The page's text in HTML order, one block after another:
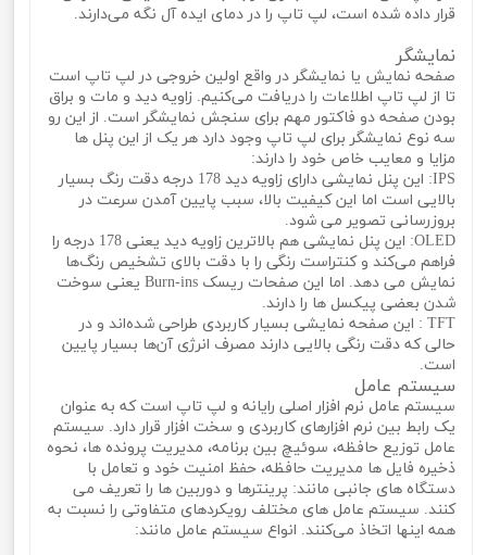
قرار داده شده است، لپ تاپ را در دمای ایده آل نگه می‌دارند.
نمایشگر
صفحه نمایش یا نمایشگر در واقع اولین خروجی در لپ تاپ است
تا از لپ تاپ اطلاعات را دریافت می‌کنیم. زاویه دید و مات و براق
بودن صفحه دو فاکتور مهم برای سنجش نمایشگر است. از این رو
سه نوع نمایشگر برای لپ تاپ وجود دارد هر یک از این پنل ها
مزایا و معایب خاص خود را دارند:
IPS: این پنل نمایشی دارای زاویه دید 178 درجه دقت رنگ بسیار
بالایی است اما این کیفیت بالا، سبب پایین آمدن سرعت در
بروزرسانی تصویر می‌ شود.
OLED: این پنل نمایشی هم بالاترین زاویه دید یعنی 178 درجه را
فراهم می‌کند و کنتراست رنگی را با دقت بالای تشخیص رنگ‌ها
نمایش می‌ دهد. اما این صفحات ریسک Burn-ins یعنی سوخت
شدن بعضی پیکسل ‌ها را دارند.
TFT : این صفحه نمایشی بسیار کاربردی طراحی شده‌اند و در
حالی که دقت رنگی بالایی دارند مصرف انرژی آن‌ها بسیار پایین
است.
سیستم عامل
سیستم عامل نرم افزار اصلی رایانه و لپ تاپ است که به عنوان
یک رابط بین نرم افزارهای کاربردی و سخت افزار قرار دارد. سیستم
عامل توزیع حافظه، سوئیچ بین برنامه، مدیریت پرونده ها، نحوه
ذخیره فایل ها مدیریت حافظه، حفظ امنیت خود و تعامل با
دستگاه های جانبی مانند: پرینترها و دوربین ها را تعریف می‌
کنند. سیستم عامل های مختلف رویکردهای متفاوتی را نسبت به
همه اینها اتخاذ می‌کنند. انواع سیستم عامل مانند: